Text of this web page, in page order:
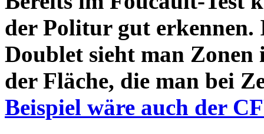
der Politur gut
Doublet sieht man Zonen
der Fläche, die man bei
Beispiel wäre auch der